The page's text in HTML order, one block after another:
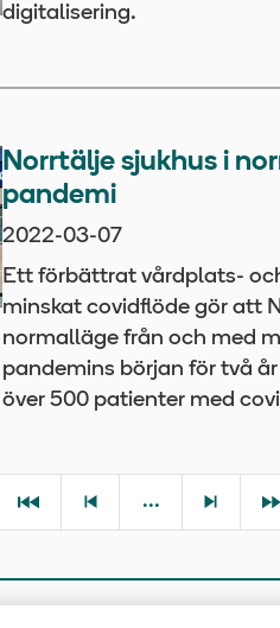
digitalisering.
Norrtälje sjukhus i
pandemi
2022-03-07
Ett förbättrat vårdplats-
minskat covidflöde gör att
normalläge från och med
pandemins början för två
över 500 patienter med
...